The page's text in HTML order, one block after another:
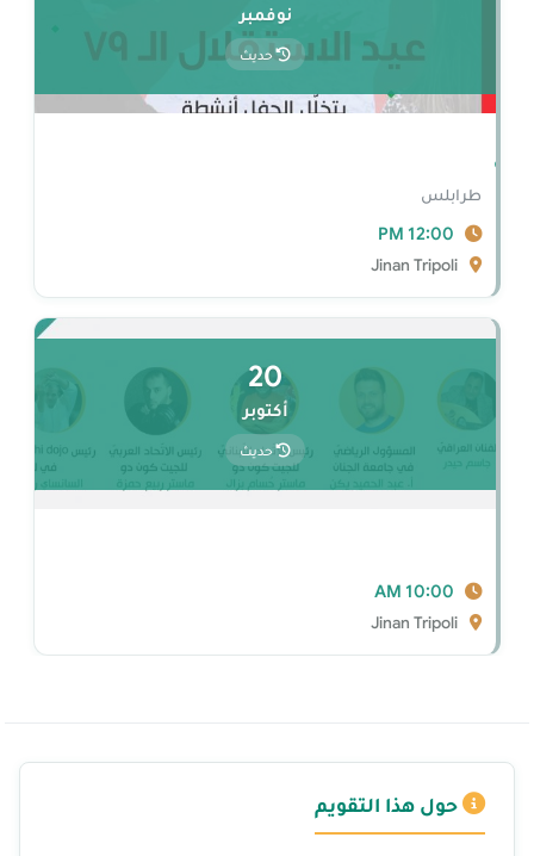
نوفمبر
حديث
طرابلس
Jinan Tripoli
20
أكتوبر
حديث
Jinan Tripoli
حول هذا التقويم